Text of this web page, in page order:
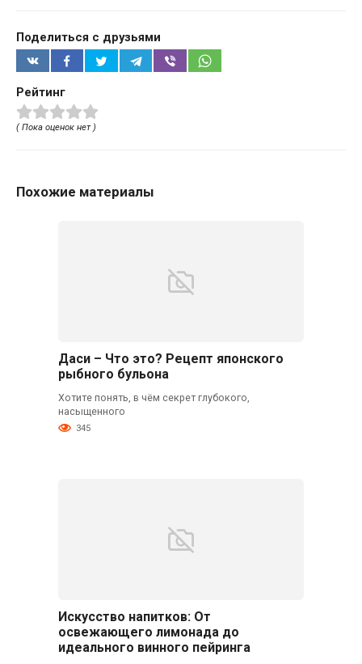
Поделиться с друзьями
Рейтинг
( Пока оценок нет )
Похожие материалы
Даси – Что это? Рецепт японского
рыбного бульона
Хотите понять, в чём секрет глубокого,
насыщенного
345
Искусство напитков: От
освежающего лимонада до
идеального винного пейринга